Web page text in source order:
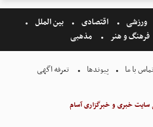
ورزشی اقتصادی
بین الملل
فرهنگ و هنر مذهبی
با ما پیوندها تعرفه اگهی
خبری و خبرگزاری آسام